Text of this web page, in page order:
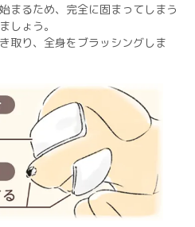
まるため、完全に固まってしまう
しょう。
取り、全身をブラッシングしま